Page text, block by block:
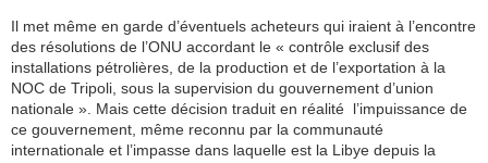
Il met même en garde d’éventuels acheteurs qui iraient à l’encontre
des résolutions de l’ONU accordant le « contrôle exclusif des
installations pétrolières, de la production et de l’exportation à la
NOC de Tripoli, sous la supervision du gouvernement d’union
nationale ». Mais cette décision traduit en réalité l’impuissance de
ce gouvernement, même reconnu par la communauté
internationale et l’impasse dans laquelle est la Libye depuis la